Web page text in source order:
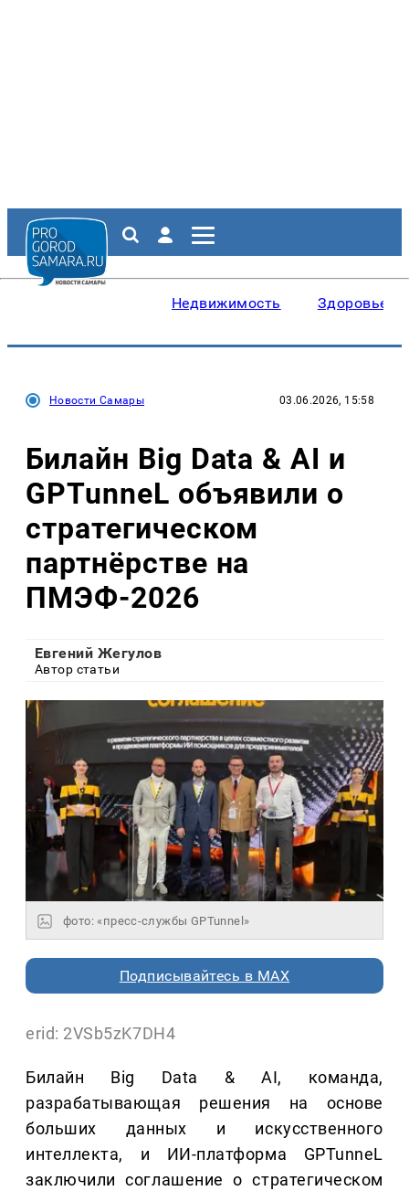
Недвижимость Здоровье
Новости Самары 03.06.2026, 15:58
Билайн Big Data & AI и
GPTunneL объявили о
стратегическом
партнёрстве на
ПМЭФ-2026
Евгений Жегулов
Автор статьи
фото: «пресс-службы GPTunnel»
Подписывайтесь в MAX
erid: 2VSb5zK7DH4
Билайн Big Data & AI, команда,
разрабатывающая решения на основе
больших данных и искусственного
интеллекта, и ИИ-платформа GPTunneL
заключили соглашение о стратегическом